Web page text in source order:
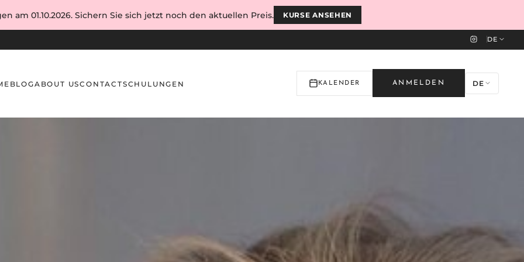
DE
BLOGABOUT USCONTACTSCHULUNGEN KALENDER ANMELDEN DE
am 01.10.2026. Sichern Sie sich jetzt noch den aktuellen Preis. KURSE ANSEHEN